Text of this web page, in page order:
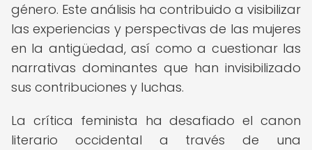
género. Este análisis ha contribuido a visibilizar
las experiencias y perspectivas de las mujeres
en la antigüedad, así como a cuestionar las
narrativas dominantes que han invisibilizado
sus contribuciones y luchas.
La crítica feminista ha desafiado el canon
literario occidental a través de una